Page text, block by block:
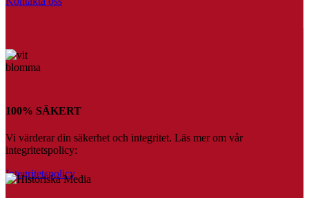
100% SÄKERT
Vi värderar din säkerhet och integritet. Läs mer om vår
integritetspolicy:
Integritetspolicy